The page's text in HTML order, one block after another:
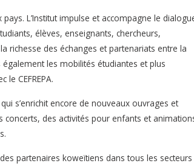
L’Institut impulse et accompagne le
élèves, enseignants, chercheurs,
des échanges et partenariats entre la
les mobilités étudiantes et plus
CEFREPA.
s’enrichit encore de nouveaux ouvrages et
des activités pour enfants et
partenaires koweïtiens dans tous les secteurs